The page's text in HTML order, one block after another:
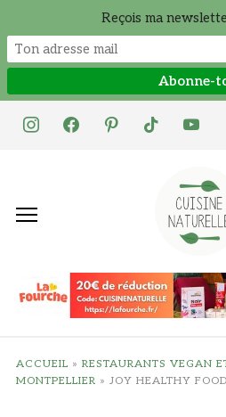
instagramfacebookpinteresttiktok youtube
ACCUEIL » RESTAURANTS VEGAN
MONTPELLIER » JOY HEALTHY FOOD
Reçois ma